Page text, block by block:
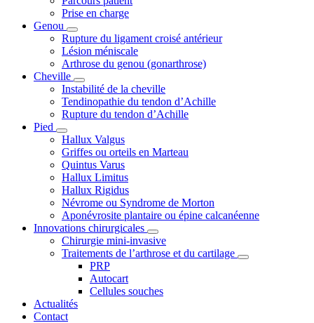
Prise en charge
Genou
Rupture du ligament croisé antérieur
Lésion méniscale
Arthrose du genou (gonarthrose)
Cheville
Instabilité de la cheville
Tendinopathie du tendon d’Achille
Rupture du tendon d’Achille
Pied
Hallux Valgus
Griffes ou orteils en Marteau
Quintus Varus
Hallux Limitus
Hallux Rigidus
Névrome ou Syndrome de Morton
Aponévrosite plantaire ou épine calcanéenne
Innovations chirurgicales
Chirurgie mini-invasive
Traitements de l’arthrose et du cartilage
PRP
Autocart
Cellules souches
Actualités
Contact